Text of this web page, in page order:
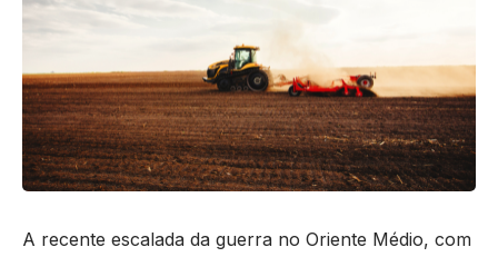
A recente escalada da guerra no Oriente Médio, com